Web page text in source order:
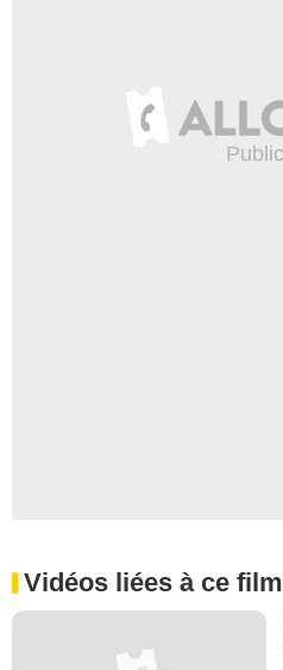
Vidéos liées à ce film